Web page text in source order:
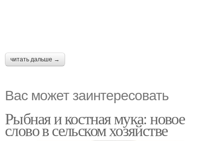
читать дальше →
Вас может заинтересовать
Рыбная и костная мука: новое
слово в сельском хозяйстве